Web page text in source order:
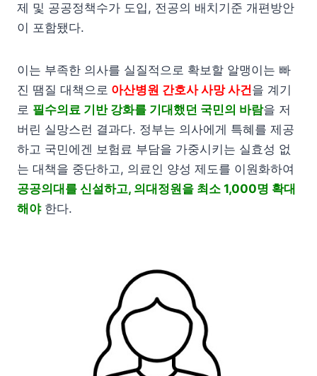
제 및 공공정책수가 도입, 전공의 배치기준 개편방안
이 포함됐다.
이는 부족한 의사를 실질적으로 확보할 알맹이는 빠
진 땜질 대책으로 아산병원 간호사 사망 사건을 계기
로 필수의료 기반 강화를 기대했던 국민의 바람을 저
버린 실망스런 결과다. 정부는 의사에게 특혜를 제공
하고 국민에겐 보험료 부담을 가중시키는 실효성 없
는 대책을 중단하고, 의료인 양성 제도를 이원화하여
공공의대를 신설하고, 의대정원을 최소 1,000명 확대
해야한다.